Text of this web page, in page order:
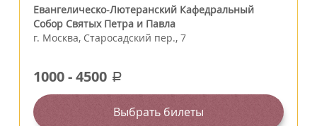
Евангелическо-Лютеранский Кафедральный
Собор Святых Петра и Павла
г. Москва, Старосадский пер., 7
1000-4500 a
Выбрать билеты